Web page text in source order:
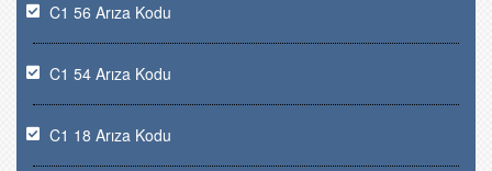
C1 56 Arıza Kodu
C1 54 Arıza Kodu
C1 18 Arıza Kodu